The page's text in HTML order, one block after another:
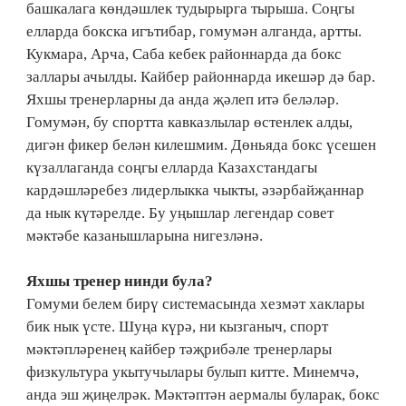
башкалага көндәшлек тудырырга тырыша. Соңгы
елларда бокска игътибар, гомумән алганда, артты.
Кукмара, Арча, Саба кебек районнарда да бокс
заллары ачылды. Кайбер районнарда икешәр дә бар.
Яхшы тренерларны да анда җәлеп итә беләләр.
Гомумән, бу спортта кавказлылар өстенлек алды,
дигән фикер белән килешмим. Дөньяда бокс үсешен
күзаллаганда соңгы елларда Казахстандагы
кардәшләребез лидерлыкка чыкты, әзәрбайҗаннар
да нык күтәрелде. Бу уңышлар легендар совет
мәктәбе казанышларына нигезләнә.
Яхшы тренер нинди була?
Гомуми белем бирү системасында хезмәт хаклары
бик нык үсте. Шуңа күрә, ни кызганыч, спорт
мәктәпләренең кайбер тәҗрибәле тренерлары
физкультура укытучылары булып китте. Минемчә,
анда эш җиңелрәк. Мәктәптән аермалы буларак, бокс